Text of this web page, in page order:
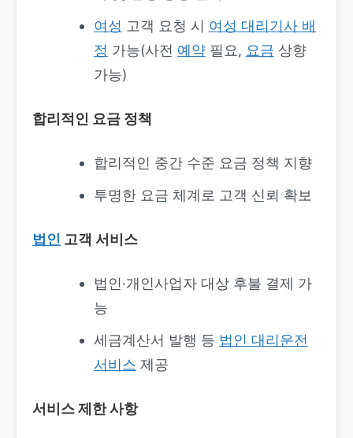
여성 고객 요청 시 여성 대리기사 배
정 가능(사전 예약필요, 요금 상향
가능)
합리적인 요금 정책
합리적인 중간 수준 요금 정책 지향
투명한 요금 체계로 고객 신뢰 확보
법인 고객 서비스
법인·개인사업자 대상 후불 결제 가
능
세금계산서 발행 등 법인 대리운전
서비스 제공
서비스 제한 사항